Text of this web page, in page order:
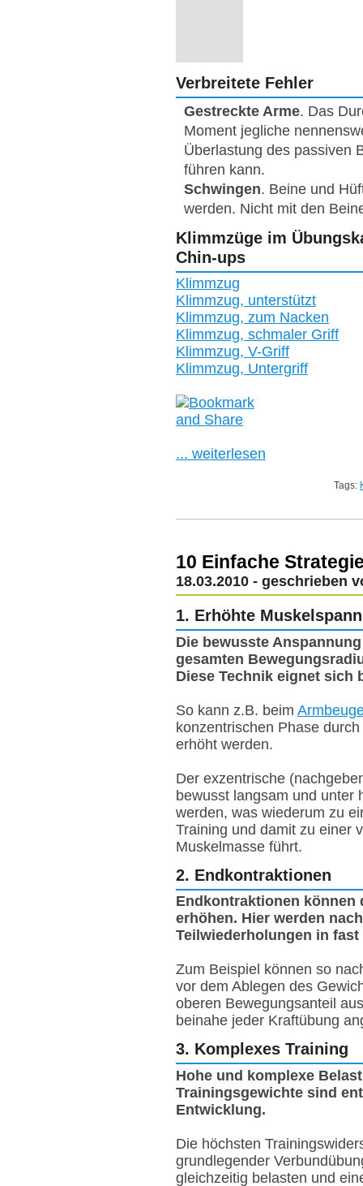
Verbreitete Fehler
Gestreckte Arme. Das
Moment jegliche
Überlastung des passiven
führen kann.
Schwingen. Beine und
werden. Nicht mit den
Klimmzüge im
Chin-ups
Klimmzug
Klimmzug, unterstützt
Klimmzug, zum Nacken
Klimmzug, schmaler Griff
Klimmzug, V-Griff
Klimmzug, Untergriff
... weiterlesen
Tags:
10 Einfache
18.03.2010 - geschrieben
1. Erhöhte
Die bewusste
gesamten
Diese Technik eignet sich
So kann z.B. beim
konzentrischen Phase
erhöht werden.
Der exzentrische
bewusst langsam und unter
werden, was wiederum zu
Training und damit zu einer
Muskelmasse führt.
2. Endkontraktionen
Endkontraktionen können
erhöhen. Hier werden
Teilwiederholungen in
Zum Beispiel können so
vor dem Ablegen des
oberen Bewegungsanteil
beinahe jeder Kraftübung
3. Komplexes Training
Hohe und komplexe
Trainingsgewichte sind
Entwicklung.
Die höchsten
grundlegender
gleichzeitig belasten und